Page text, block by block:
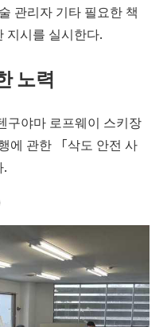
관리자 기타 필요한 책
지시를 실시한다.
노력
구야마 로프웨이 스키장
에 관한 「삭도 안전 사
.